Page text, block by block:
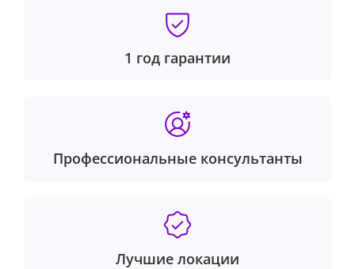
1 год гарантии
Профессиональные консультанты
Лучшие локации